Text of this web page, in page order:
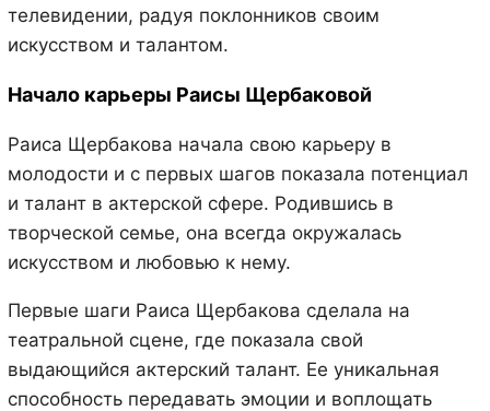
телевидении, радуя поклонников своим
искусством и талантом.
Начало карьеры Раисы Щербаковой
Раиса Щербакова начала свою карьеру в
молодости и с первых шагов показала потенциал
и талант в актерской сфере. Родившись в
творческой семье, она всегда окружалась
искусством и любовью к нему.
Первые шаги Раиса Щербакова сделала на
театральной сцене, где показала свой
выдающийся актерский талант. Ее уникальная
способность передавать эмоции и воплощать